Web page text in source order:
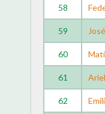
58
59
60
61
62